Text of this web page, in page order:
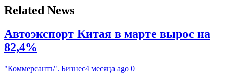
Related News
Автоэкспорт Китая в марте вырос на
82,4%
"Коммерсантъ". Бизнес4 месяца ago 0